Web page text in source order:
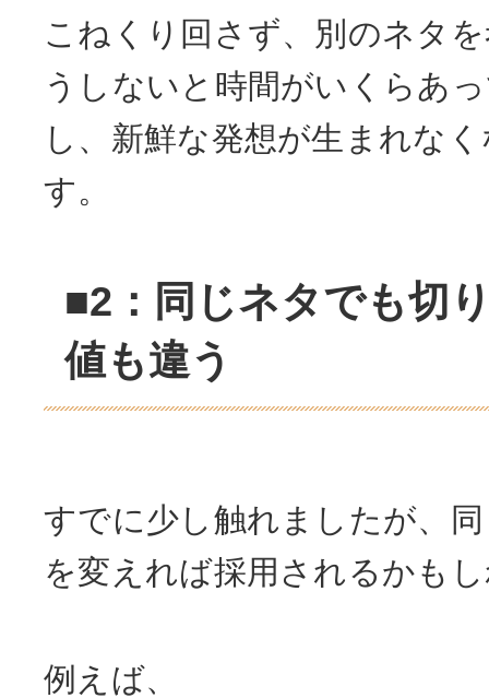
こねくり回さず、別のネタ
うしないと時間がいくらあ
し、新鮮な発想が生まれな
す。
■2：同じネタでも切
値も違う
すでに少し触れましたが、
を変えれば採用されるかも
例えば、